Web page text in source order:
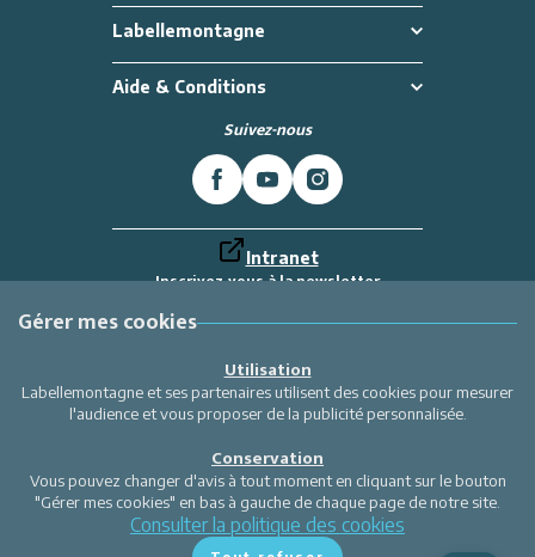
Restaurants
Labellemontagne
Aide & Conditions
Suivez-nous
Intranet
Inscrivez-vous à la newsletter
Labellemontagne
Gérer mes cookies
Utilisation
Labellemontagne et ses partenaires utilisent des cookies pour mesurer
l'audience et vous proposer de la publicité personnalisée.
Conservation
Vous pouvez changer d'avis à tout moment en cliquant sur le bouton
"Gérer mes cookies" en bas à gauche de chaque page de notre site.
Consulter la politique des cookies